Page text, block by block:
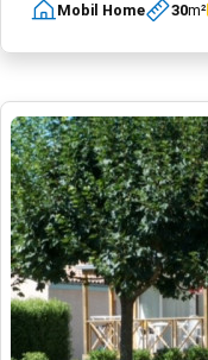
Mobil Home 30m²